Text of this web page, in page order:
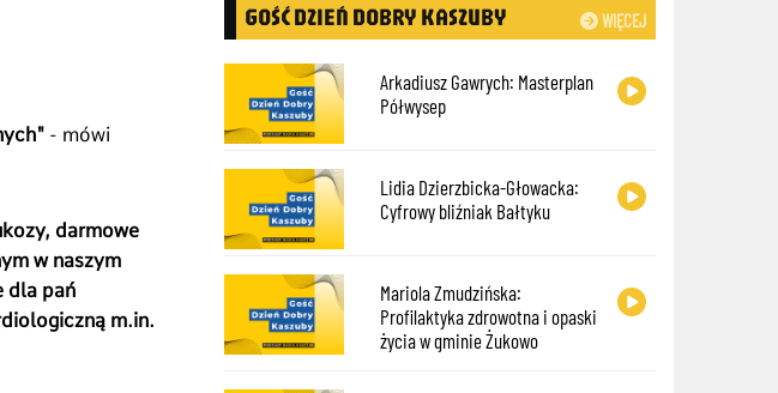
- mówi
darmowe
w naszym
dla pań
m.in.
WIĘCEJ
GOŚĆ DZIEŃ DOBRY KASZUBY
Arkadiusz Gawrych: Masterplan
Półwysep
Lidia Dzierzbicka-Głowacka:
Cyfrowy bliźniak Bałtyku
Mariola Zmudzińska:
Profilaktyka zdrowotna i opaski
życia w gminie Żukowo